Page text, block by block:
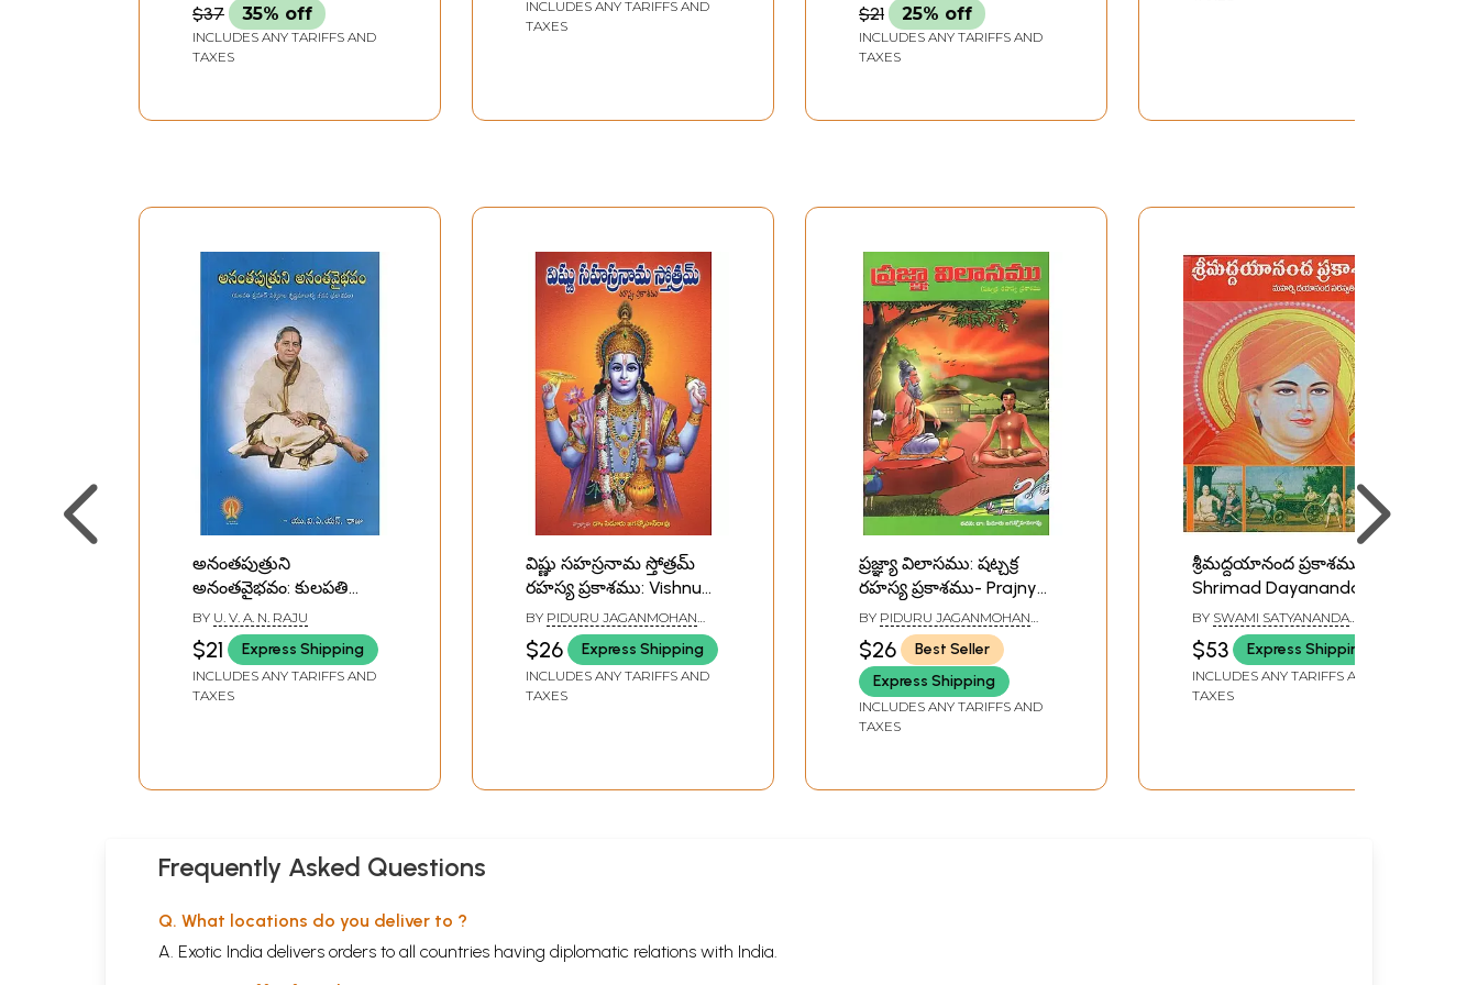
$37 35% off
INCLUDES ANY TARIFFS AND
TAXES
INCLUDES ANY TARIFFS AND
TAXES
$21 25% off
INCLUDES ANY TARIFFS AND
TAXES
అనంతపుత్రుని
అనంతవైభవం: కులపతి
శ్రీమాన్ ఎక్కిరాల
కృష్ణమాచార్య జీవన
ప్రకాశము- Anantaputru's
Anantavaibhava:
BY U. V. A. N. RAJU
$21 Express Shipping
INCLUDES ANY TARIFFS AND
TAXES
విష్ణు సహస్రనామ స్తోత్రమ్
రహస్య ప్రకాశము: Vishnu
Sahasranama Stotram
Rahasya Prakasamu in
Telugu
BY PIDURU JAGANMOHAN
$26 Express Shipping
INCLUDES ANY TARIFFS AND
TAXES
ప్రజ్ఞ్యా విలాసము: షట్చక్ర
రహస్య ప్రకాశము- Prajnya
Vilasamu: Satcakra
Rahasya Prakasamu in
Telugu
BY PIDURU JAGANMOHAN
$26
Best Seller
Express Shipping
INCLUDES ANY TARIFFS AND
TAXES
శ్రీమద్దయానంద ప్రకాశము:
Shrimad Dayananda
Prakasham (Telugu)
BY SWAMI SATYANANDA
SARASWATI
$53 Express Shipping
INCLUDES ANY TARIFFS AND
TAXES
Frequently Asked Questions
Q. What locations do you deliver to ?
A. Exotic India delivers orders to all countries having diplomatic relations with India.